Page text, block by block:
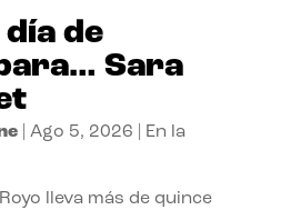
de
Sara
| Ago 5, 2026
En la
lleva más de quince